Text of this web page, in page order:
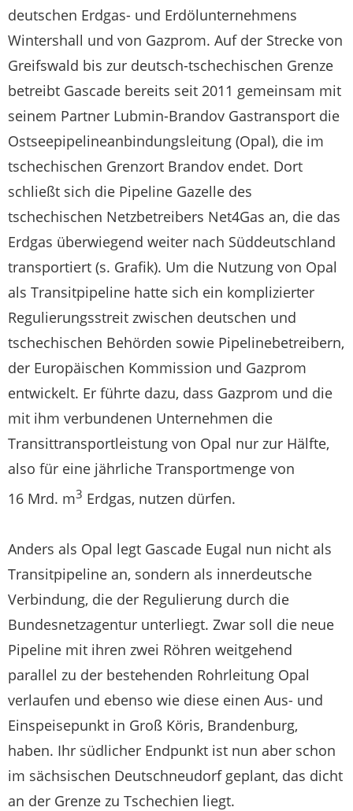
deutschen Erdgas- und Erdölunternehmens
Wintershall und von Gazprom. Auf der Strecke von
Greifswald bis zur deutsch-tschechischen Grenze
betreibt Gascade bereits seit 2011 gemeinsam mit
seinem Partner Lubmin-Brandov Gastransport die
Ostseepipelineanbindungsleitung (Opal), die im
tschechischen Grenzort Brandov endet. Dort
schließt sich die Pipeline Gazelle des
tschechischen Netzbetreibers Net4Gas an, die das
Erdgas überwiegend weiter nach Süddeutschland
transportiert (s. Grafik). Um die Nutzung von Opal
als Transitpipeline hatte sich ein komplizierter
Regulierungsstreit zwischen deutschen und
tschechischen Behörden sowie Pipelinebetreibern,
der Europäischen Kommission und Gazprom
entwickelt. Er führte dazu, dass Gazprom und die
mit ihm verbundenen Unternehmen die
Transittransportleistung von Opal nur zur Hälfte,
also für eine jährliche Transportmenge von
16 Mrd. m3 Erdgas, nutzen dürfen.
Anders als Opal legt Gascade Eugal nun nicht als
Transitpipeline an, sondern als innerdeutsche
Verbindung, die der Regulierung durch die
Bundesnetzagentur unterliegt. Zwar soll die neue
Pipeline mit ihren zwei Röhren weitgehend
parallel zu der bestehenden Rohrleitung Opal
verlaufen und ebenso wie diese einen Aus- und
Einspeisepunkt in Groß Köris, Brandenburg,
haben. Ihr südlicher Endpunkt ist nun aber schon
im sächsischen Deutschneudorf geplant, das dicht
an der Grenze zu Tschechien liegt.